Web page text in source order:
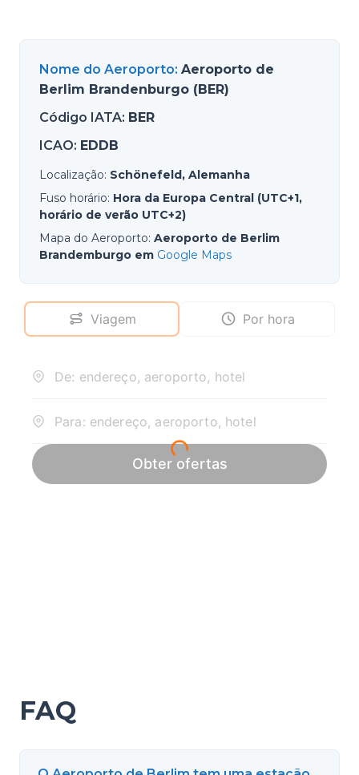
Nome do Aeroporto: Aeroporto de
Berlim Brandenburgo (BER)
Código IATA: BER
ICAO: EDDB
Localização: Schönefeld, Alemanha
Fuso horário: Hora da Europa Central (UTC+1,
horário de verão UTC+2)
Mapa do Aeroporto: Aeroporto de Berlim
Brandemburgo em Google Maps
FAQ